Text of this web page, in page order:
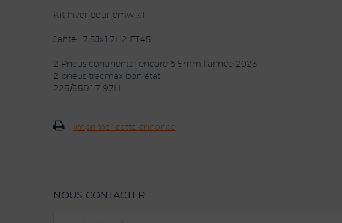
Kit hiver pour bmw x1
Jante: 7,5Jx17H2 ET45
2 Pneus continental encore 6,5mm l'année 2023
2 pneus tracmax bon état
225/55R17 97H
Imprimer cette annonce
NOUS CONTACTER